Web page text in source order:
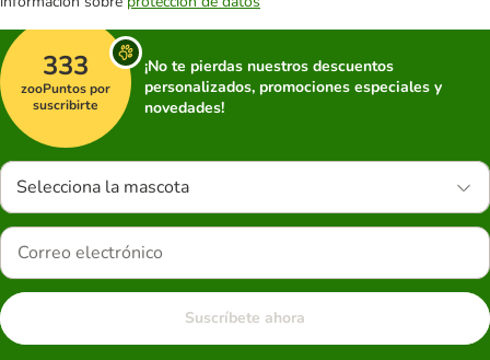
333
zooPuntos por
suscribirte
¡No te pierdas nuestros descuentos
personalizados, promociones especiales y
novedades!
Selecciona la mascota
Suscríbete ahora